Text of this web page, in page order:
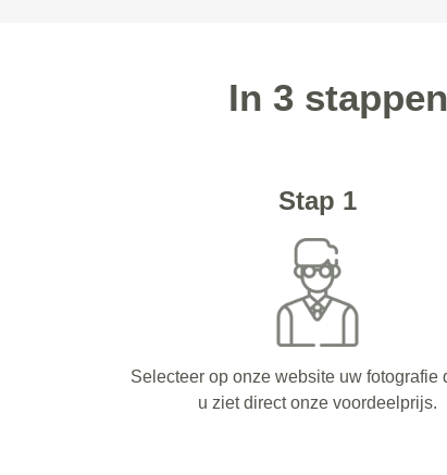
In 3
Stap 1
Selecteer op onze website uw fotografie
u ziet direct onze voordeelprijs.